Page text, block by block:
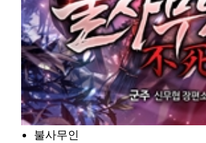
불사무인